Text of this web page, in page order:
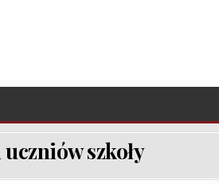
szkoły